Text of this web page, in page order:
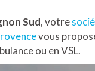
Sud, votre
vous
ou en VSL.